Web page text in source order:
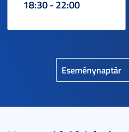
Eseménynaptár
18:30 - 22:00